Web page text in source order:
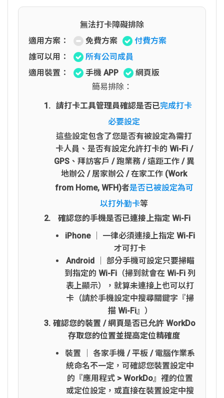
無法打卡障礙排除
適用方案：
免費方案
付費方案
誰可以用：
所有公司成員
適用裝置：
手機 APP
網頁版
簡易排除：
請打卡工具管理員確認是否已完成打卡
必要設定
這些設定包含了您是否有被設定為需打
卡人員、是否有設定允許打卡的 Wi-Fi /
GPS、拜訪客戶 / 跑業務 / 遠距工作 / 異
地辦公 / 居家辦公 / 在家工作 (Work
from Home, WFH)者是否已被設定為可
以打外勤卡等
確認您的手機是否已連接上指定 Wi-Fi
iPhone │ 一律必須連接上指定 Wi-Fi
才可打卡
Android │ 部分手機可設定只要掃瞄
到指定的 Wi-Fi（掃到就會在 Wi-Fi 列
表上顯示），就算未連接上也可以打
卡（請於手機設定中搜尋關鍵字『掃
描 Wi-Fi』）
確認您的裝置 / 網頁是否已允許 WorkDo
存取您的位置並提高定位精確度
裝置 │ 各家手機 / 平板 / 電腦作業系
統命名不一定，可確認您裝置設定中
的『應用程式 > WorkDo』裡的位置
或定位設定，或直接在裝置設定中搜